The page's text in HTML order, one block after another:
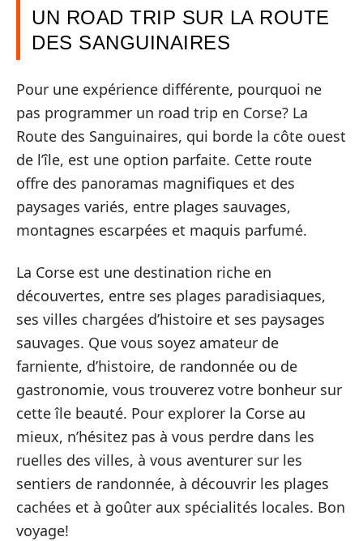
UN ROAD TRIP SUR LA ROUTE
DES SANGUINAIRES
Pour une expérience différente, pourquoi ne
pas programmer un road trip en Corse? La
Route des Sanguinaires, qui borde la côte ouest
de l’île, est une option parfaite. Cette route
offre des panoramas magnifiques et des
paysages variés, entre plages sauvages,
montagnes escarpées et maquis parfumé.
La Corse est une destination riche en
découvertes, entre ses plages paradisiaques,
ses villes chargées d’histoire et ses paysages
sauvages. Que vous soyez amateur de
farniente, d’histoire, de randonnée ou de
gastronomie, vous trouverez votre bonheur sur
cette île beauté. Pour explorer la Corse au
mieux, n’hésitez pas à vous perdre dans les
ruelles des villes, à vous aventurer sur les
sentiers de randonnée, à découvrir les plages
cachées et à goûter aux spécialités locales. Bon
voyage!